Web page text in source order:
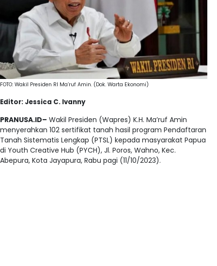
FOTO: Wakil Presiden RI Ma’ruf Amin. (Dok. Warta Ekonomi)
Editor: Jessica C. Ivanny
PRANUSA.ID– Wakil Presiden (Wapres) K.H. Ma’ruf Amin
menyerahkan 102 sertifikat tanah hasil program Pendaftaran
Tanah Sistematis Lengkap (PTSL) kepada masyarakat Papua
di Youth Creative Hub (PYCH), Jl. Poros, Wahno, Kec.
Abepura, Kota Jayapura, Rabu pagi (11/10/2023).